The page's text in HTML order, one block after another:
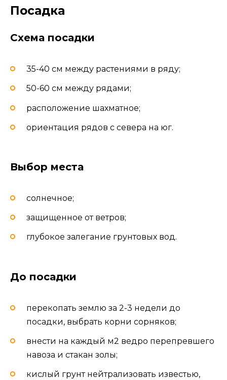
Посадка
Схема посадки
35-40 см между растениями в ряду;
50-60 см между рядами;
расположение шахматное;
ориентация рядов с севера на юг.
Выбор места
солнечное;
защищенное от ветров;
глубокое залегание грунтовых вод.
До посадки
перекопать землю за 2-3 недели до
посадки, выбрать корни сорняков;
внести на каждый м2 ведро перепревшего
навоза и стакан золы;
кислый грунт нейтрализовать известью,